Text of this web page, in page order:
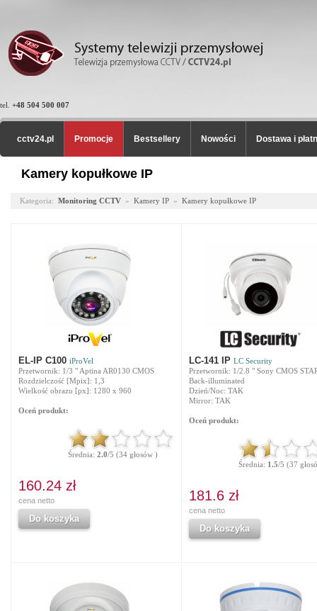
tel. +48 504 500 007
cctv24.pl Promocje Bestsellery Nowości Dostawa i
Kamery kopułkowe IP
Kategoria: Monitoring CCTV » Kamery IP » Kamery kopułkowe IP
EL-IP C100 iProVel
Przetwornik: 1/3 " Aptina AR0130 CMOS
Rozdzielczość [Mpix]: 1,3
Wielkość obrazu [px]: 1280 x 960
Oceń produkt:
Średnia: 2.0/5 (34 głosów )
160.24 zł
cena netto
Do koszyka
LC-141 IP LC Security
Przetwornik: 1/2.8 " Sony CMOS
Back-illuminated
Dzień/Noc: TAK
Mirror: TAK
Oceń produkt:
Średnia: 1.5/5 (37
181.6 zł
cena netto
Do koszyka